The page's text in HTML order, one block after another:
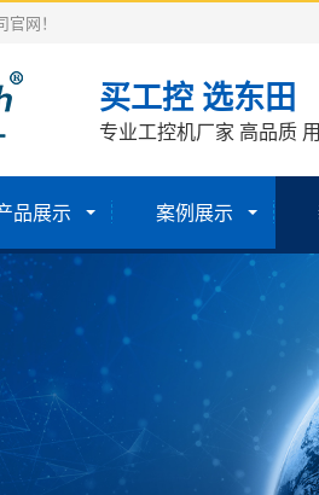
网！
买工控 选东田
专业工控机厂家 高品质
品展示 案例展示